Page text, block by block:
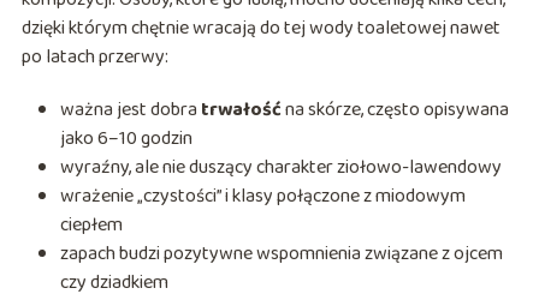
dzięki którym chętnie wracają do tej wody toaletowej nawet
po latach przerwy:
ważna jest dobra trwałośćna skórze, często opisywana
jako 6–10 godzin
wyraźny, ale nie duszący charakter ziołowo-lawendowy
wrażenie „czystości” i klasy połączone z miodowym
ciepłem
zapach budzi pozytywne wspomnienia związane z ojcem
czy dziadkiem